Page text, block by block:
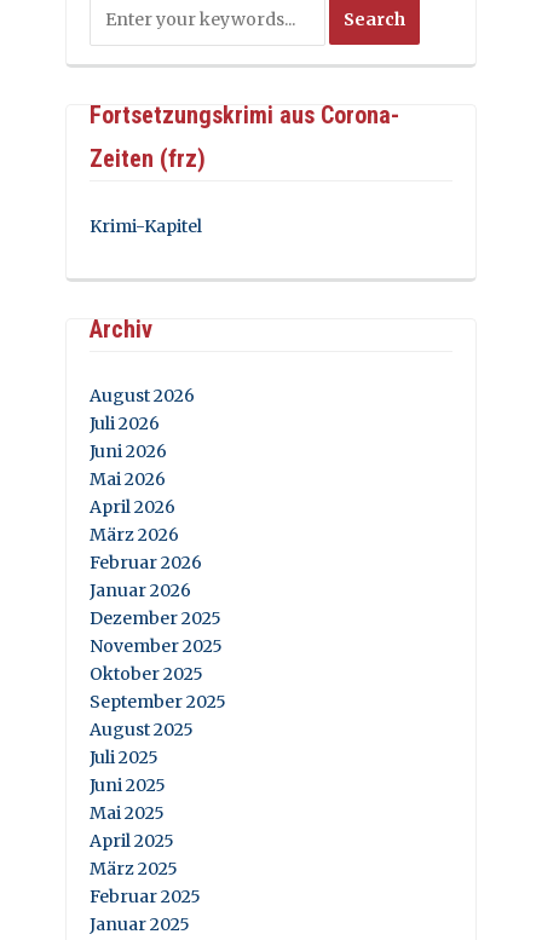
Fortsetzungskrimi aus Corona-
Zeiten (frz)
Krimi-Kapitel
Archiv
August 2026
Juli 2026
Juni 2026
Mai 2026
April 2026
März 2026
Februar 2026
Januar 2026
Dezember 2025
November 2025
Oktober 2025
September 2025
August 2025
Juli 2025
Juni 2025
Mai 2025
April 2025
März 2025
Februar 2025
Januar 2025